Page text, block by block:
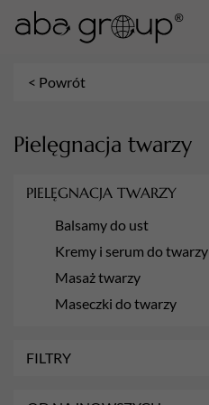
< Powrót
Pielęgnacja twarzy
PIELĘGNACJA TWARZY
Balsamy do ust
Kremy i serum do twarzy
Masaż twarzy
Maseczki do twarzy
FILTRY